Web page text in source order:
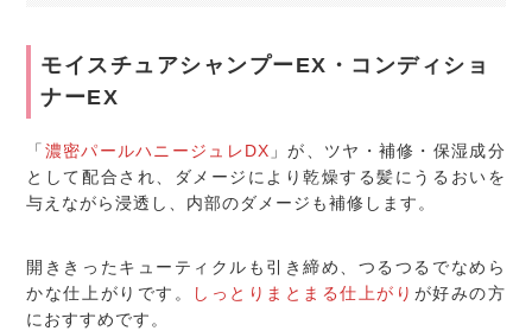
モイスチュアシャンプーEX・コンディショ
ナーEX
「 濃密パールハニージュレDX 」が、ツヤ・補修・保湿成分
として配合され、ダメージにより乾燥する髪にうるおいを
与えながら浸透し、内部のダメージも補修します。
開ききったキューティクルも引き締め、つるつるでなめら
かな仕上がりです。
しっとりまとまる仕上がり が好みの方
におすすめです。